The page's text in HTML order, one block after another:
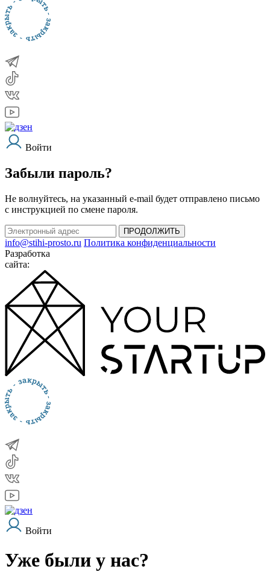
Войти
Забыли пароль?
Не волнуйтесь, на указанный e-mail будет отправлено письмо
с инструкцией по смене пароля.
ПРОДОЛЖИТЬ
info@stihi-prosto.ru Политика конфиденциальности
Разработка
сайта:
Войти
Уже были у нас?